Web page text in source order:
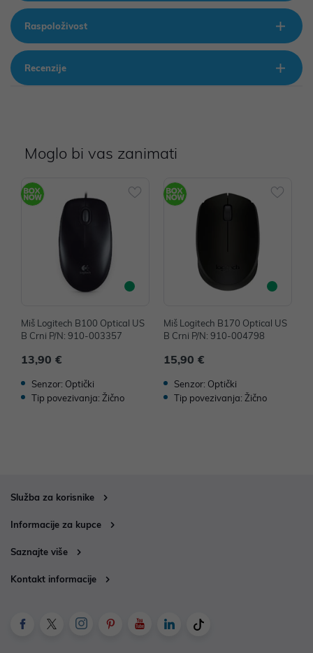
Raspoloživost
Recenzije
Moglo bi vas zanimati
Miš Logitech B100 Optical US
B Crni P/N: 910-003357
13,90 €
Senzor: Optički
Tip povezivanja: Žično
Miš Logitech B170 Optical US
B Crni P/N: 910-004798
15,90 €
Senzor: Optički
Tip povezivanja: Žično
Služba za korisnike
Informacije za kupce
Saznajte više
Kontakt informacije